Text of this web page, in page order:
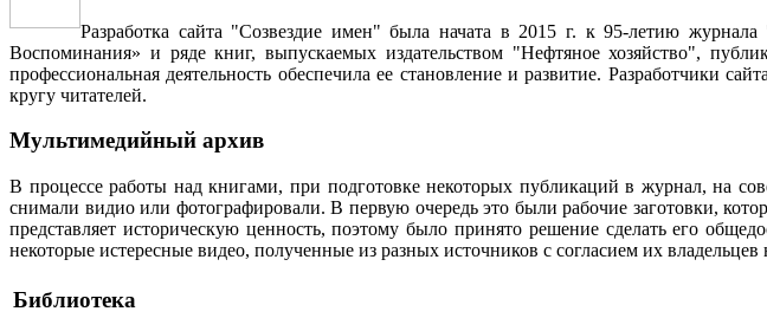
Разработка сайта "Созвездие имен" была начата в 2015 г. к 95-летию
Воспоминания» и ряде книг, выпускаемых издательством "Нефтяное хозяйство",
профессиональная деятельность обеспечила ее становление и развитие. Разработчики
кругу читателей.
Мультимедийный архив
В процессе работы над книгами, при подготовке некоторых публикаций в журнал, на
снимали видио или фотографировали. В первую очередь это были рабочие заготовки,
представляет историческую ценность, поэтому было принято решение сделать его
некоторые истересные видео, полученные из разных источников с согласием их
Библиотека